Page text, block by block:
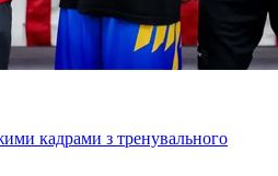
кадрами з тренувального